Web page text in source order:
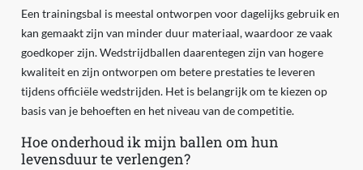
Een trainingsbal is meestal ontworpen voor dagelijks gebruik en
kan gemaakt zijn van minder duur materiaal, waardoor ze vaak
goedkoper zijn. Wedstrijdballen daarentegen zijn van hogere
kwaliteit en zijn ontworpen om betere prestaties te leveren
tijdens officiële wedstrijden. Het is belangrijk om te kiezen op
basis van je behoeften en het niveau van de competitie.
Hoe onderhoud ik mijn ballen om hun
levensduur te verlengen?